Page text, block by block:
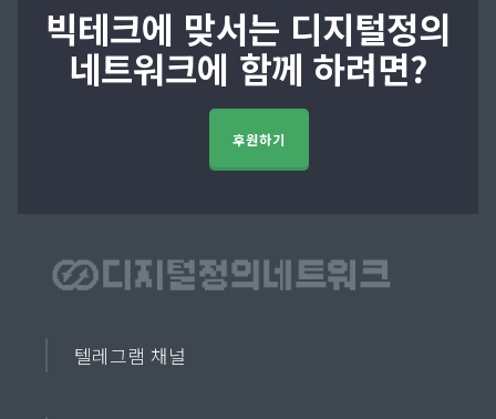
빅테크에 맞서는 디지털정의
네트워크에 함께 하려면?
후원하기
텔레그램 채널